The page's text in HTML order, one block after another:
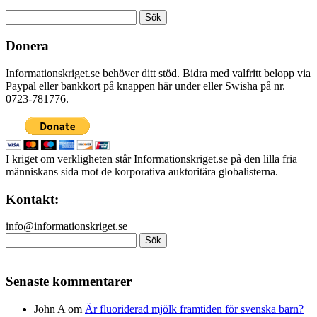
efter:
Donera
Informationskriget.se behöver ditt stöd. Bidra med valfritt belopp via
Paypal eller bankkort på knappen här under eller Swisha på nr.
0723-781776.
I kriget om verkligheten står Informationskriget.se på den lilla fria
människans sida mot de korporativa auktoritära globalisterna.
Kontakt:
info@informationskriget.se
efter:
Senaste kommentarer
John A om Är fluoriderad mjölk framtiden för svenska barn?